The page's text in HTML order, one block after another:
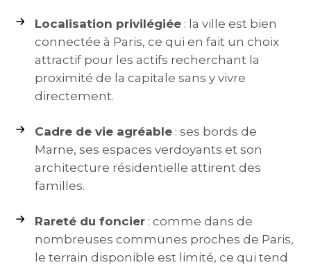
Localisation privilégiée : la ville est bien
connectée à Paris, ce qui en fait un choix
attractif pour les actifs recherchant la
proximité de la capitale sans y vivre
directement.
Cadre de vie agréable : ses bords de
Marne, ses espaces verdoyants et son
architecture résidentielle attirent des
familles.
Rareté du foncier : comme dans de
nombreuses communes proches de Paris,
le terrain disponible est limité, ce qui tend